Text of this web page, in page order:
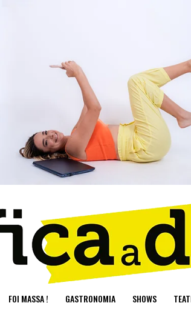
FOI MASSA ! GASTRONOMIA SHOWS